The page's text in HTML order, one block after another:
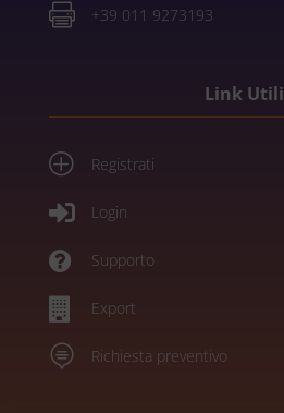
 +39 011 9273193
Link Utili
P Registrati
 Login
 Supporto
 Export
 Richiesta preventivo